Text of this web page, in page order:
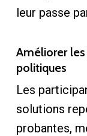
leur passe
Améliorer
politiques
Les
solutions
probantes,